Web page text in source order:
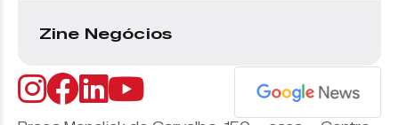
Zine Negócios